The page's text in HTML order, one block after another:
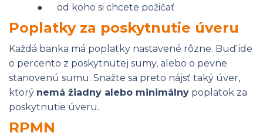
● od koho si chcete požičať
Poplatky za poskytnutie úveru
Každá banka má poplatky nastavené rôzne. Buď ide
o percento z poskytnutej sumy, alebo o pevne
stanovenú sumu. Snažte sa preto nájsť taký úver,
ktorý nemá žiadny alebo minimálny poplatok za
poskytnutie úveru.
RPMN